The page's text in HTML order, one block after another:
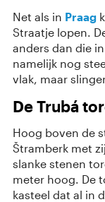
Net als in Praag
Straatje lopen.
anders dan die
namelijk nog
vlak, maar
De Trubá
Hoog boven de
Štramberk met
slanke stenen
meter hoog. ​De
kasteel dat al in